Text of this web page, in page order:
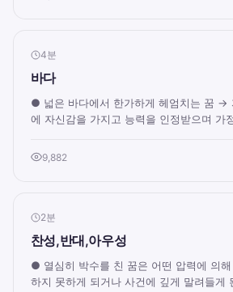
4분
바다
● 넓은 바다에서 한가하게 헤엄치는 꿈 →
에 자신감을 가지고 능력을 인정받으며 가
9,882
2분
찬성,반대,아우성
● 열심히 박수를 친 꿈은 어떤 압력에 의
하지 못하게 되거나 사건에 깊게 말려들게